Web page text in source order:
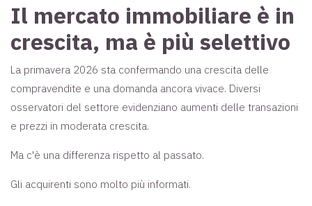
Il mercato immobiliare è in
crescita, ma è più selettivo
La primavera 2026 sta confermando una crescita delle
compravendite e una domanda ancora vivace. Diversi
osservatori del settore evidenziano aumenti delle transazioni
e prezzi in moderata crescita.
Ma c'è una differenza rispetto al passato.
Gli acquirenti sono molto più informati.